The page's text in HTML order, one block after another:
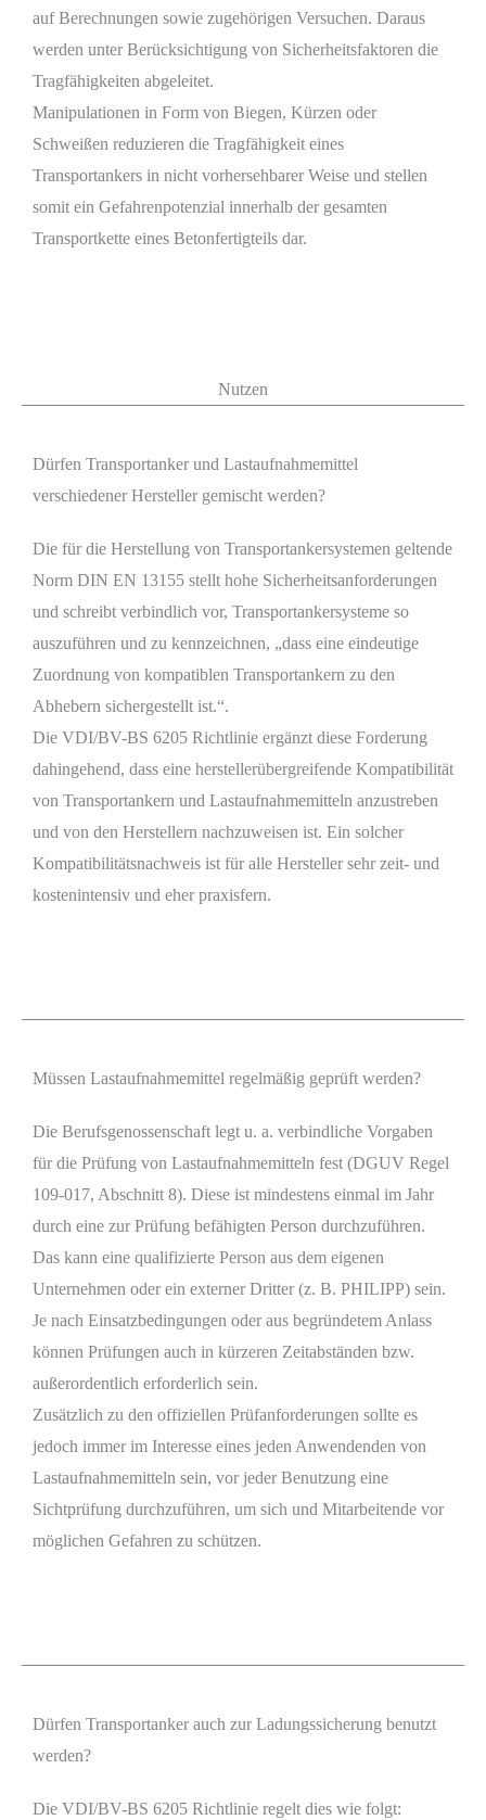
auf Berechnungen sowie zugehörigen Versuchen. Daraus
werden unter Berücksichtigung von Sicherheitsfaktoren die
Tragfähigkeiten abgeleitet.
Manipulationen in Form von Biegen, Kürzen oder
Schweißen reduzieren die Tragfähigkeit eines
Transportankers in nicht vorhersehbarer Weise und stellen
somit ein Gefahrenpotenzial innerhalb der gesamten
Transportkette eines Betonfertigteils dar.
Nutzen
Dürfen Transportanker und Lastaufnahmemittel
verschiedener Hersteller gemischt werden?
Die für die Herstellung von Transportankersystemen geltende
Norm DIN EN 13155 stellt hohe Sicherheitsanforderungen
und schreibt verbindlich vor, Transportankersysteme so
auszuführen und zu kennzeichnen, „dass eine eindeutige
Zuordnung von kompatiblen Transportankern zu den
Abhebern sichergestellt ist.“.
Die VDI/BV-BS 6205 Richtlinie ergänzt diese Forderung
dahingehend, dass eine herstellerübergreifende Kompatibilität
von Transportankern und Lastaufnahmemitteln anzustreben
und von den Herstellern nachzuweisen ist. Ein solcher
Kompatibilitätsnachweis ist für alle Hersteller sehr zeit- und
kostenintensiv und eher praxisfern.
Müssen Lastaufnahmemittel regelmäßig geprüft werden?
Die Berufsgenossenschaft legt u. a. verbindliche Vorgaben
für die Prüfung von Lastaufnahmemitteln fest (DGUV Regel
109-017, Abschnitt 8). Diese ist mindestens einmal im Jahr
durch eine zur Prüfung befähigten Person durchzuführen.
Das kann eine qualifizierte Person aus dem eigenen
Unternehmen oder ein externer Dritter (z. B. PHILIPP) sein.
Je nach Einsatzbedingungen oder aus begründetem Anlass
können Prüfungen auch in kürzeren Zeitabständen bzw.
außerordentlich erforderlich sein.
Zusätzlich zu den offiziellen Prüfanforderungen sollte es
jedoch immer im Interesse eines jeden Anwendenden von
Lastaufnahmemitteln sein, vor jeder Benutzung eine
Sichtprüfung durchzuführen, um sich und Mitarbeitende vor
möglichen Gefahren zu schützen.
Dürfen Transportanker auch zur Ladungssicherung benutzt
werden?
Die VDI/BV-BS 6205 Richtlinie regelt dies wie folgt: